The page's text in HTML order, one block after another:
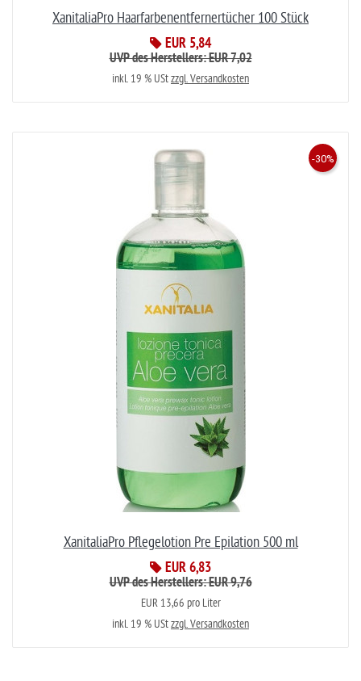
XanitaliaPro Haarfarbenentfernertücher 100 Stück
EUR 5,84
UVP des Herstellers: EUR 7,02
inkl. 19 % UStzzgl. Versandkosten
XanitaliaPro Pflegelotion Pre Epilation 500 ml
EUR 6,83
-30%
UVP des Herstellers: EUR 9,76
EUR 13,66 pro Liter
inkl. 19 % UStzzgl. Versandkosten